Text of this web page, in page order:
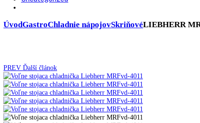
Skladovanie výbušných látok
Kávy
Uncategorized
ÚvodGastroChladnie nápojovSkriňové